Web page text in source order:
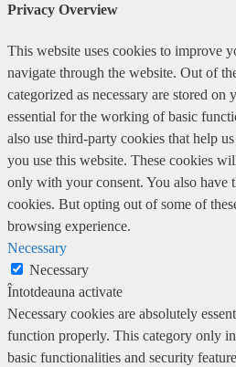
Privacy Overview
This website uses cookies to improve
navigate through the website. Out of
categorized as necessary are stored on
essential for the working of basic
also use third-party cookies that help
you use this website. These cookies
only with your consent. You also have
cookies. But opting out of some of
browsing experience.
Necessary
Necessary
Întotdeauna activate
Necessary cookies are absolutely
function properly. This category only
basic functionalities and security